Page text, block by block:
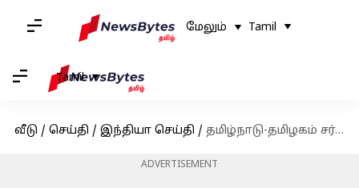
மேலும் Tamil
Tamil
வீடு / செய்தி / இந்தியா செய்தி / தமிழ்நாடு-தமிழகம் சர்ச்சை: என்ன நடக்கிறது ட்விட்டரில்?
ADVERTISEMENT